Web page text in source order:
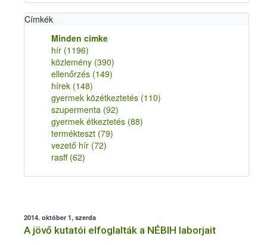
Címkék
Minden címke
hír (1196)
közlemény (390)
ellenőrzés (149)
hírek (148)
gyermek közétkeztetés (110)
szupermenta (92)
gyermek étkeztetés (88)
termékteszt (79)
vezető hír (72)
rasff (62)
2014. október 1, szerda
A jövő kutatói elfoglalták a NÉBIH laborjait